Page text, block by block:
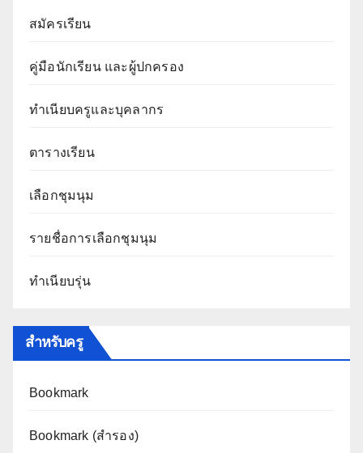
สมัครเรียน
คู่มือนักเรียน และผู้ปกครอง
ทำเนียบครูและบุคลากร
ตารางเรียน
เลือกชุมนุม
รายชื่อการเลือกชุมนุม
ทำเนียบรุ่น
สำหรับครู
Bookmark
Bookmark (สำรอง)